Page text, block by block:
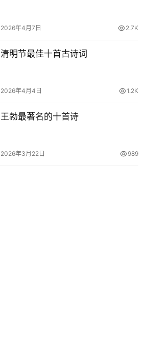
2026年4月7日 2.7K
清明节最佳十首古诗词
2026年4月4日 1.2K
王勃最著名的十首诗
2026年3月22日 989